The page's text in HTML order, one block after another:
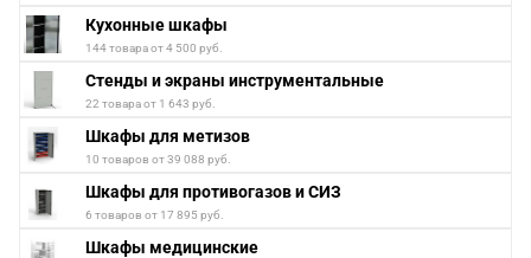
Кухонные шкафы
144 товара от 4 500 руб.
Стенды и экраны инструментальные
22 товара от 1 643 руб.
Шкафы для метизов
10 товаров от 39 088 руб.
Шкафы для противогазов и СИЗ
6 товаров от 17 895 руб.
Шкафы медицинские